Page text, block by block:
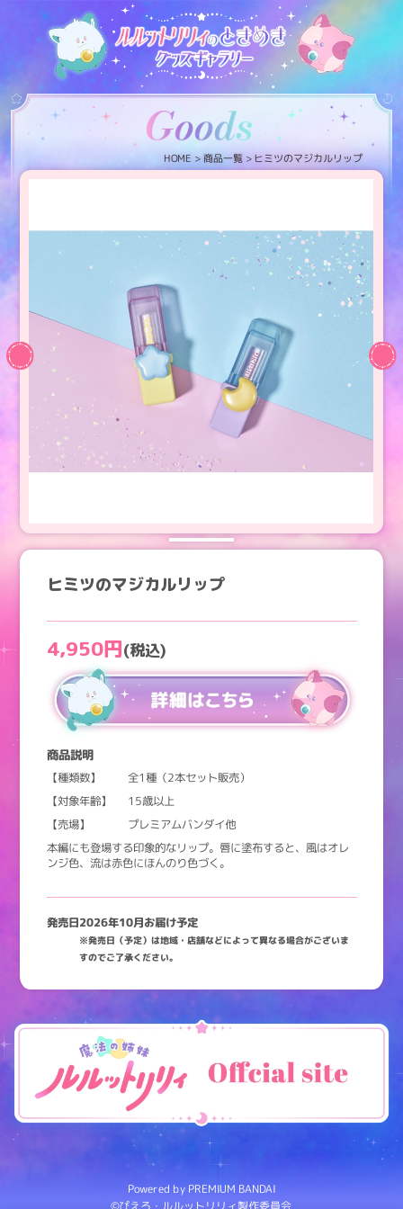
HOME 商品一覧 ヒミツのマジカルリップ
ヒミツのマジカルリップ
4,950円(税込)
商品説明
【種類数】 全1種（2本セット販売）
【対象年齢】 15歳以上
【売場】 プレミアムバンダイ他
本編にも登場する印象的なリップ。唇に塗布すると、風はオレ
ンジ色、流は赤色にほんのり色づく。
発売日2026年10月お届け予定
※発売日（予定）は地域・店舗などによって異なる場合がございま
すのでご了承ください。
Powered by PREMIUM BANDAI